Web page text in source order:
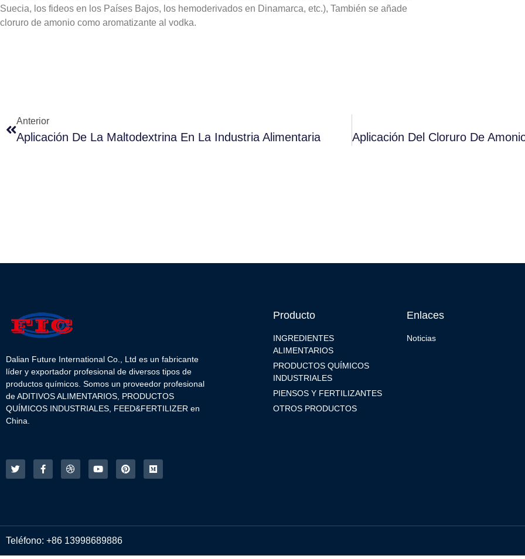
Suecia, los fideos en los Países Bajos, los hemoderivados en Dinamarca, etc.), También se añade
cloruro de amonio como aromatizante al vodka.
Anterior
Aplicación De La Maltodextrina En La Industria Alimentaria
Dalian Future International Co., Ltd es un fabricante
líder y exportador profesional de diversos tipos de
productos químicos. Somos un proveedor profesional
de ADITIVOS ALIMENTARIOS, PRODUCTOS
QUÍMICOS INDUSTRIALES, FEED&FERTILIZER en
China.
Producto
INGREDIENTES
ALIMENTARIOS
PRODUCTOS QUÍMICOS
INDUSTRIALES
PIENSOS Y FERTILIZANTES
OTROS PRODUCTOS
Enlaces
Noticias
Teléfono: +86 13998689886